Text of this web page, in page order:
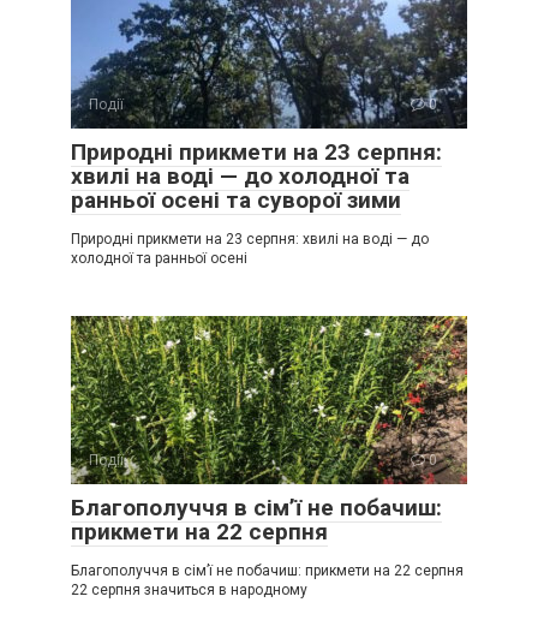
Події 0
Природні прикмети на 23 серпня:
хвилі на воді — до холодної та
ранньої осені та суворої зими
Природні прикмети на 23 серпня: хвилі на воді — до
холодної та ранньої осені
Події 0
Благополуччя в сім’ї не побачиш:
прикмети на 22 серпня
Благополуччя в сім’ї не побачиш: прикмети на 22 серпня
22 серпня значиться в народному